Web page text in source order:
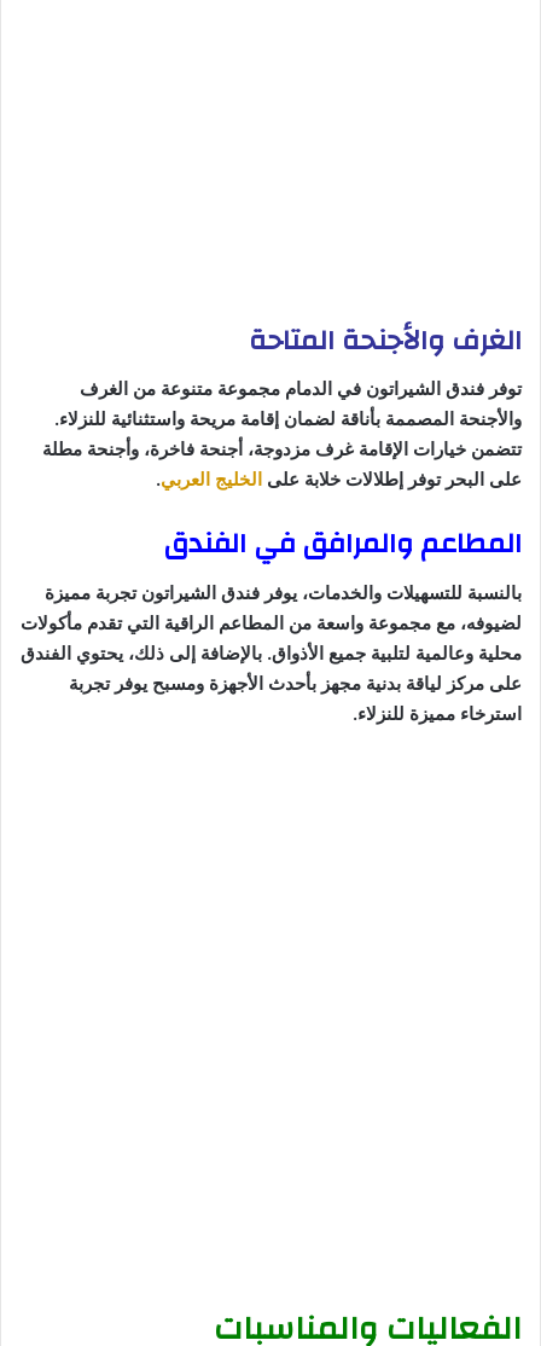
الغرف والأجنحة المتاحة
توفر فندق الشيراتون في الدمام مجموعة متنوعة من الغرف
والأجنحة المصممة بأناقة لضمان إقامة مريحة واستثنائية للنزلاء.
تتضمن خيارات الإقامة غرف مزدوجة، أجنحة فاخرة، وأجنحة مطلة
على البحر توفر إطلالات خلابة على الخليج العربي.
المطاعم والمرافق في الفندق
بالنسبة للتسهيلات والخدمات، يوفر فندق الشيراتون تجربة مميزة
لضيوفه، مع مجموعة واسعة من المطاعم الراقية التي تقدم مأكولات
محلية وعالمية لتلبية جميع الأذواق. بالإضافة إلى ذلك، يحتوي الفندق
على مركز لياقة بدنية مجهز بأحدث الأجهزة ومسبح يوفر تجربة
استرخاء مميزة للنزلاء.
الفعاليات والمناسبات